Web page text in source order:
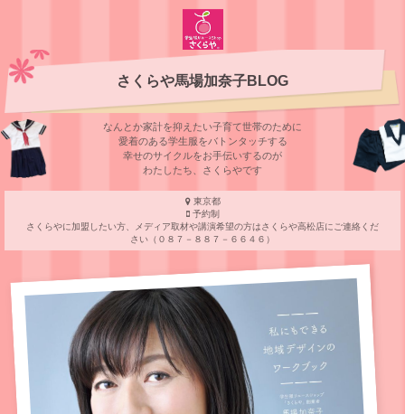
さくらや馬場加奈子BLOG
なんとか家計を抑えたい子育て世帯のために
愛着のある学⽣服をバトンタッチする
幸せのサイクルをお⼿伝いするのが
わたしたち、さくらやです
東京都
予約制
さくらやに加盟したい方、メディア取材や講演希望の方はさくらや高松店にご連絡くだ
さい（０８７－８８７－６６４６）